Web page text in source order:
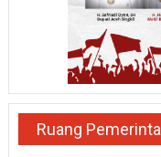
Ruang